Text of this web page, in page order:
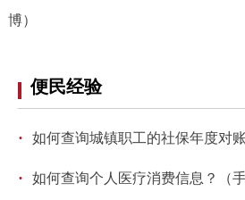
博）
便民经验
· 如何查询城镇职工的社保年度对
· 如何查询个人医疗消费信息？（手